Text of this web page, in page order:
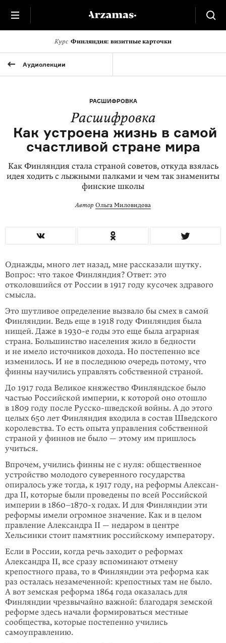
Курс Финляндия: визитные карточки
Аудиолекции
РАСШИФРОВКА
Расшифровка
Как устроена жизнь в самой
счастливой стране мира
Как Финляндия стала страной советов, откуда взялась
идея ходить с лыжными палками и чем так знамениты
финские школы
Автор Ольга Миловидова
Однажды, много лет назад, мне рассказали шутку.
Вопрос: что такое Финлян­дия? Ответ: это
отколовшийся от России в 1917 году кусочек здравого
смысла.
Это шутливое определение вызвало бы смех в самой
Финляндии. Ведь еще в 1918 году Финляндия была
нищей. Даже в 1930-е годы это еще была аграрная
страна. Большинство населения жило в бедности
и не имело источников дохо­да. Но постепенно все
изменилось. И не в последнюю очередь потому, что
финны научились управлять собственной страной.
До 1917 года Великое кня­же­ство Финляндское было
частью Российской империи, к которой оно отошло
в 1809 году после Русско-шведской войны. А до этого
целых 650 лет Финлян­дия входила в состав Шведского
королевства. То есть опыта управления соб­ствен­ной
страной у финнов не было — этому им при­шлось
учиться.
Впрочем, учились финны не с нуля: общественное
устройство молодого суве­рен­ного государства
опиралось уже тогда, к 1917 году, на реформы Алек­сан­
дра II, которые были проведены по всей Российской
империи в 1860–1870-х го­дах. И для Финляндии эти
реформы имели огромное значение. Как и в целом
правление Александра II — недаром в центре
Хельсинки стоит памятник рос­сий­скому императору.
Если в России, когда речь заходит о реформах
Александра II, все сразу вспо­минают отмену
крепостного права, то в Финляндии эта реформа как
раз оста­лась незамеченной: крепостных там не было.
А вот земская реформа 1864 года оказалась для
Финляндии чрезвычайно важной: благодаря земской
реформе здесь начали формироваться местные
сообщества, которые посте­пенно учи­лись
самоуправлению.